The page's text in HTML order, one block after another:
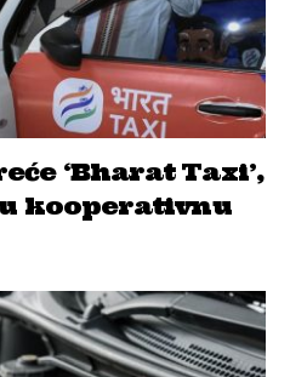
‘Bharat Taxi’,
kooperativnu